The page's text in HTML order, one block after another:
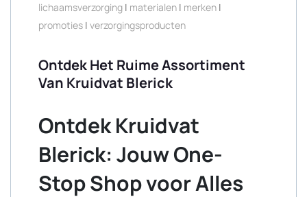
lichaamsverzorging | materialen | merken |
promoties | verzorgingsproducten
Ontdek Het Ruime Assortiment
Van Kruidvat Blerick
Ontdek Kruidvat
Blerick: Jouw One-
Stop Shop voor Alles